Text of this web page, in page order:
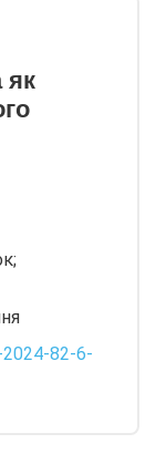
як
82-6-